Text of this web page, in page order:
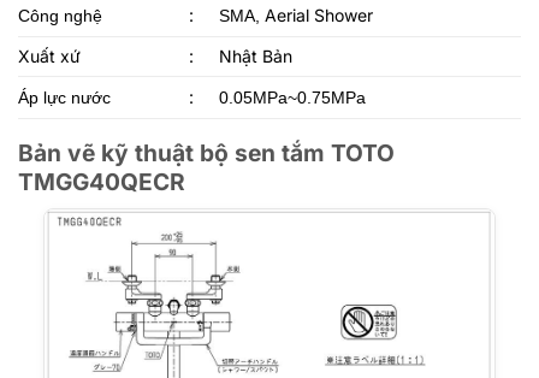
Công nghệ : SMA,Aerial Shower
Xuất xứ
: Nhật Bản
Áp lực nước : 0.05MPa~0.75MPa
Bản vẽ kỹ thuật bộ sen tắm TOTO
TMGG40QECR